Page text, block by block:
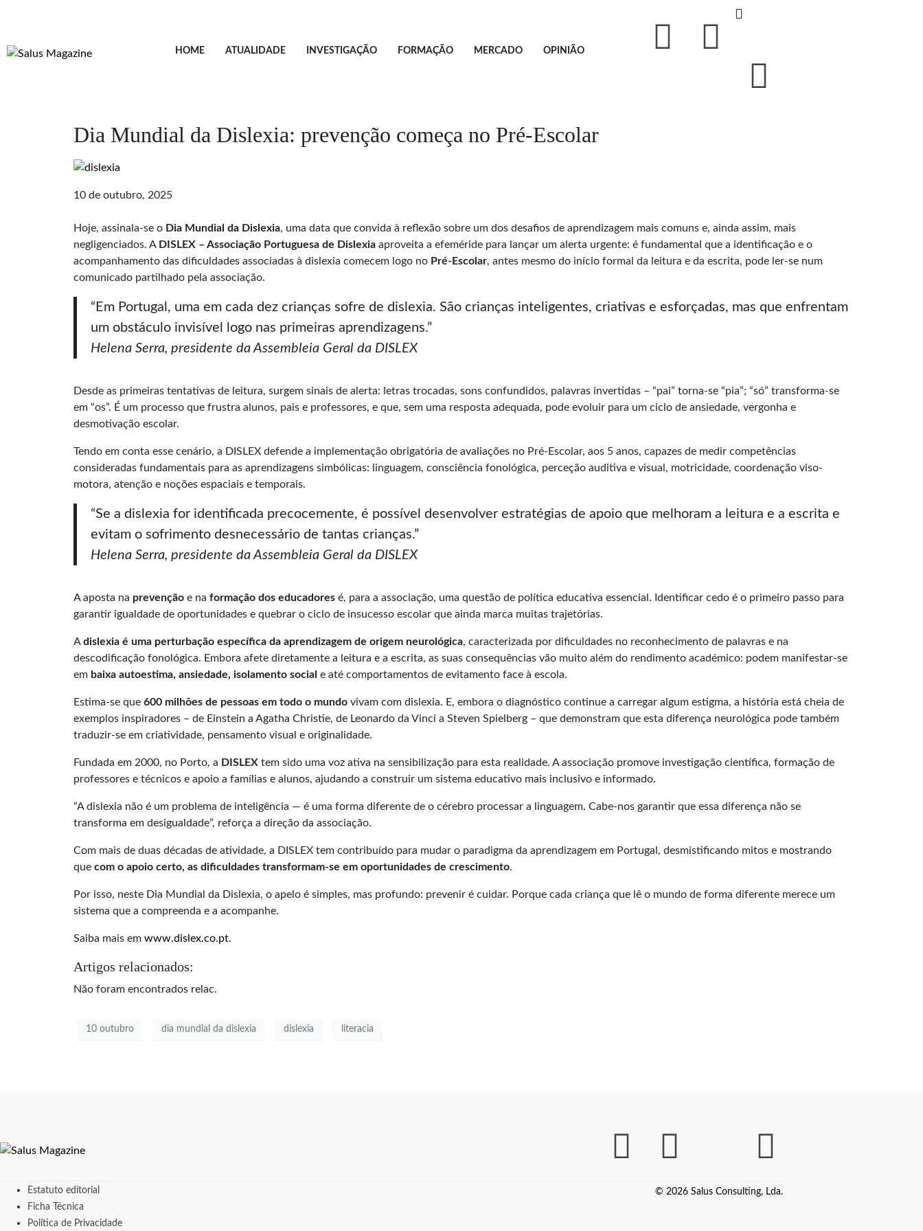
HOME ATUALIDADE INVESTIGAÇÃO FORMAÇÃO MERCADO OPINIÃO
Dia Mundial da Dislexia: prevenção começa no Pré-Escolar
10 de outubro, 2025
Hoje, assinala-se o Dia Mundial da Dislexia, uma data que convida à reflexão sobre um dos desafios de aprendizagem mais comuns e, ainda assim, mais
negligenciados. A DISLEX – Associação Portuguesa de Dislexia aproveita a efeméride para lançar um alerta urgente: é fundamental que a identificação e o
acompanhamento das dificuldades associadas à dislexia comecem logo no Pré-Escolar, antes mesmo do início formal da leitura e da escrita, pode ler-se num
comunicado partilhado pela associação.
“Em Portugal, uma em cada dez crianças sofre de dislexia. São crianças inteligentes, criativas e esforçadas, mas que enfrentam
um obstáculo invisível logo nas primeiras aprendizagens.”
Helena Serra, presidente da Assembleia Geral da DISLEX
Desde as primeiras tentativas de leitura, surgem sinais de alerta: letras trocadas, sons confundidos, palavras invertidas – “pai” torna-se “pia”; “só” transforma-se
em “os”. É um processo que frustra alunos, pais e professores, e que, sem uma resposta adequada, pode evoluir para um ciclo de ansiedade, vergonha e
desmotivação escolar.
Tendo em conta esse cenário, a DISLEX defende a implementação obrigatória de avaliações no Pré-Escolar, aos 5 anos, capazes de medir competências
consideradas fundamentais para as aprendizagens simbólicas: linguagem, consciência fonológica, perceção auditiva e visual, motricidade, coordenação viso-
motora, atenção e noções espaciais e temporais.
“Se a dislexia for identificada precocemente, é possível desenvolver estratégias de apoio que melhoram a leitura e a escrita e
evitam o sofrimento desnecessário de tantas crianças.”
Helena Serra, presidente da Assembleia Geral da DISLEX
A aposta na prevenção e na formação dos educadores é, para a associação, uma questão de política educativa essencial. Identificar cedo é o primeiro passo para
garantir igualdade de oportunidades e quebrar o ciclo de insucesso escolar que ainda marca muitas trajetórias.
Adislexia é uma perturbação específica da aprendizagem de origem neurológica, caracterizada por dificuldades no reconhecimento de palavras e na
descodificação fonológica. Embora afete diretamente a leitura e a escrita, as suas consequências vão muito além do rendimento académico: podem manifestar-se
em baixa autoestima, ansiedade, isolamento social e até comportamentos de evitamento face à escola.
Estima-se que 600 milhões de pessoas em todo o mundo vivam com dislexia. E, embora o diagnóstico continue a carregar algum estigma, a história está cheia de
exemplos inspiradores – de Einstein a Agatha Christie, de Leonardo da Vinci a Steven Spielberg – que demonstram que esta diferença neurológica pode também
traduzir-se em criatividade, pensamento visual e originalidade.
Fundada em 2000, no Porto, a DISLEX tem sido uma voz ativa na sensibilização para esta realidade. A associação promove investigação científica, formação de
professores e técnicos e apoio a famílias e alunos, ajudando a construir um sistema educativo mais inclusivo e informado.
“A dislexia não é um problema de inteligência — é uma forma diferente de o cérebro processar a linguagem. Cabe-nos garantir que essa diferença não se
transforma em desigualdade”, reforça a direção da associação.
Com mais de duas décadas de atividade, a DISLEX tem contribuído para mudar o paradigma da aprendizagem em Portugal, desmistificando mitos e mostrando
que com o apoio certo, as dificuldades transformam-se em oportunidades de crescimento.
Por isso, neste Dia Mundial da Dislexia, o apelo é simples, mas profundo: prevenir é cuidar. Porque cada criança que lê o mundo de forma diferente merece um
sistema que a compreenda e a acompanhe.
Saiba mais em www.dislex.co.pt.
Artigos relacionados:
Não foram encontrados relac.
10 outubro dia mundial da dislexia dislexia literacia
Estatuto editorial
Ficha Técnica
Política de Privacidade
© 2026 Salus Consulting, Lda.